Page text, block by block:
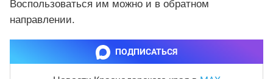
Воспользоваться им можно и в обратном
направлении.
ПОДПИСАТЬСЯ